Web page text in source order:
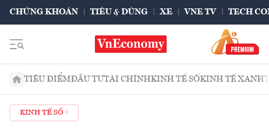
CHỨNG KHOÁN TIÊU & DÙNG XE VNE TV TECH
TIÊU ĐIỂMĐẦU TƯTÀI CHÍNHKINH TẾ SỐKINH TẾ XANH
KINH TẾ SỐ